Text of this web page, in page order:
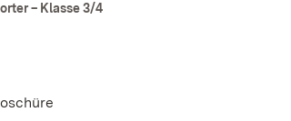
– Klasse 3/4